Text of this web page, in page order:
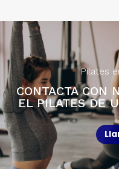
Pilates
CONTACTA CON
EL PILATES DE